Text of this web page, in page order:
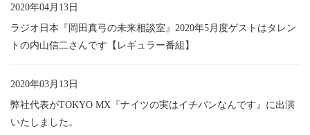
2020年04月13日
ラジオ日本『岡田真弓の未来相談室』2020年5月度ゲストはタレン
トの内山信二さんです【レギュラー番組】
2020年03月13日
弊社代表がTOKYO MX『ナイツの実はイチバンなんです』に出演
いたしました。